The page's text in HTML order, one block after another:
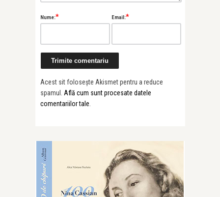
Nume:* Email:*
Acest sit folosește Akismet pentru a reduce
spamul. Află cum sunt procesate datele
comentariilor tale